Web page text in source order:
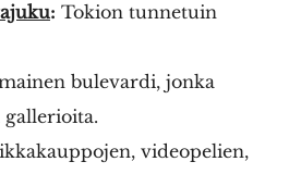
: Tokion tunnetuin
bulevardi, jonka
videopelien,